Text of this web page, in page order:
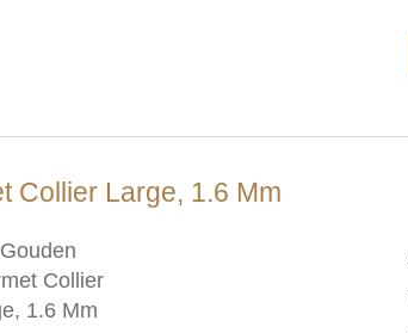
Collier Large, 1.6 Mm